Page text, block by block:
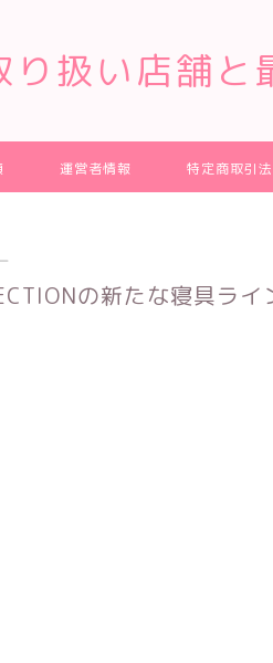
り扱い店舗と
運営者情報 特定商取引
の新たな寝具ライ